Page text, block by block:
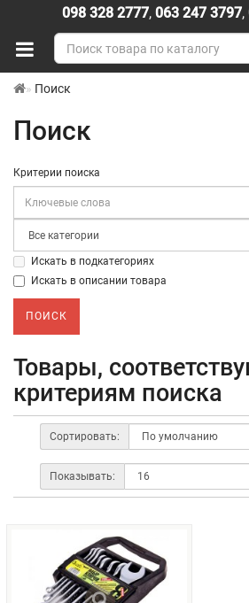
098 328 2777, 063 247 3797,
Поиск
Поиск
Критерии поиска
Искать в подкатегориях
Искать в описании товара
Товары,
критериям поиска
Сортировать:
Показывать: